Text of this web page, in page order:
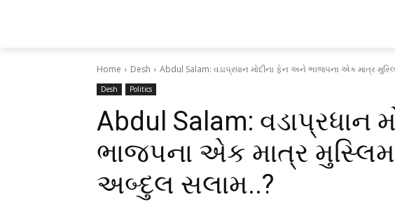
Home Desh Abdul Salam: વડાપ્રધાન મોદીના ફેન અને ભાજપના એક માત્ર
Desh Politics
Abdul Salam: વડાપ્રધાન
ભાજપના એક માત્ર
અબ્દુલ સલામ..?